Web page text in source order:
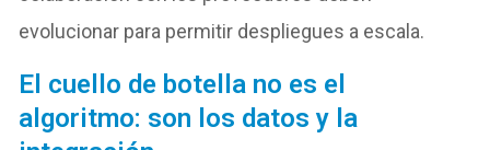
evolucionar para permitir despliegues a escala.
El cuello de botella no es el
algoritmo: son los datos y la